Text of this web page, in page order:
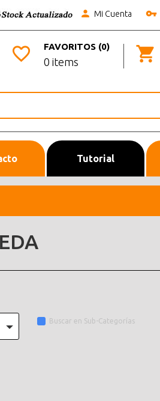
Mi Cuenta
FAVORITOS (0)
0 items
Tutorial
Buscar en Sub-Categorías